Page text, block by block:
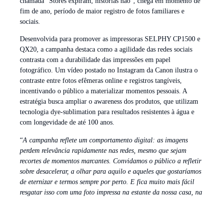
fim de ano, período de maior registro de fotos familiares e
sociais.
Desenvolvida para promover as impressoras SELPHY CP1500 e
QX20, a campanha destaca como a agilidade das redes sociais
contrasta com a durabilidade das impressões em papel
fotográfico. Um vídeo postado no Instagram da Canon ilustra o
contraste entre fotos efêmeras online e registros tangíveis,
incentivando o público a materializar momentos pessoais. A
estratégia busca ampliar o awareness dos produtos, que utilizam
tecnologia dye-sublimation para resultados resistentes à água e
com longevidade de até 100 anos.
“A campanha reflete um comportamento digital: as imagens
perdem relevância rapidamente nas redes, mesmo que sejam
recortes de momentos marcantes. Convidamos o público a refletir
sobre desacelerar, a olhar para aquilo e aqueles que gostaríamos
de eternizar e termos sempre por perto. E fica muito mais fácil
resgatar isso com uma foto impressa na estante da nossa casa, na